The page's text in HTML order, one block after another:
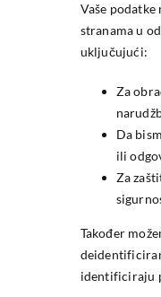
Vaše
stranama u
uključujući:
Za
Da
ili
Za
Također
identificiraju